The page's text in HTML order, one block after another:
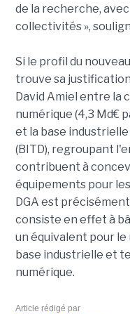
de la recherche,
collectivités »,
Si le profil du
trouve sa
David Amiel entre la
numérique (4,3 Md€
et la base
(BITD), regroupant
contribuent à
équipements pour
DGA est
consiste en effet à
un équivalent pour le
base industrielle et
numérique.
Article rédigé par